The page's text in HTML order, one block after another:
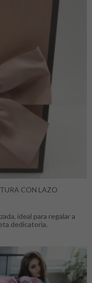
CON LAZO
ideal para regalar a
dedicatoria.